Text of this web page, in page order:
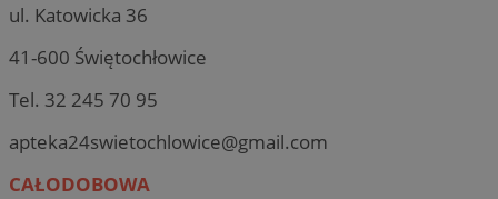
ul. Katowicka 36
41-600 Świętochłowice
Tel. 32 245 70 95
apteka24swietochlowice@gmail.com
CAŁODOBOWA